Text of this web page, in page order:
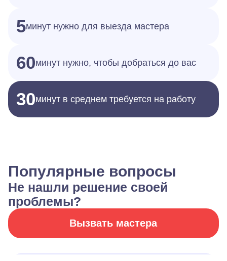
5минут нужно для выезда мастера
60минут нужно, чтобы добраться до вас
30минут в среднем требуется на работу
Популярные вопросы
Не нашли решение своей
проблемы?
Вызвать мастера